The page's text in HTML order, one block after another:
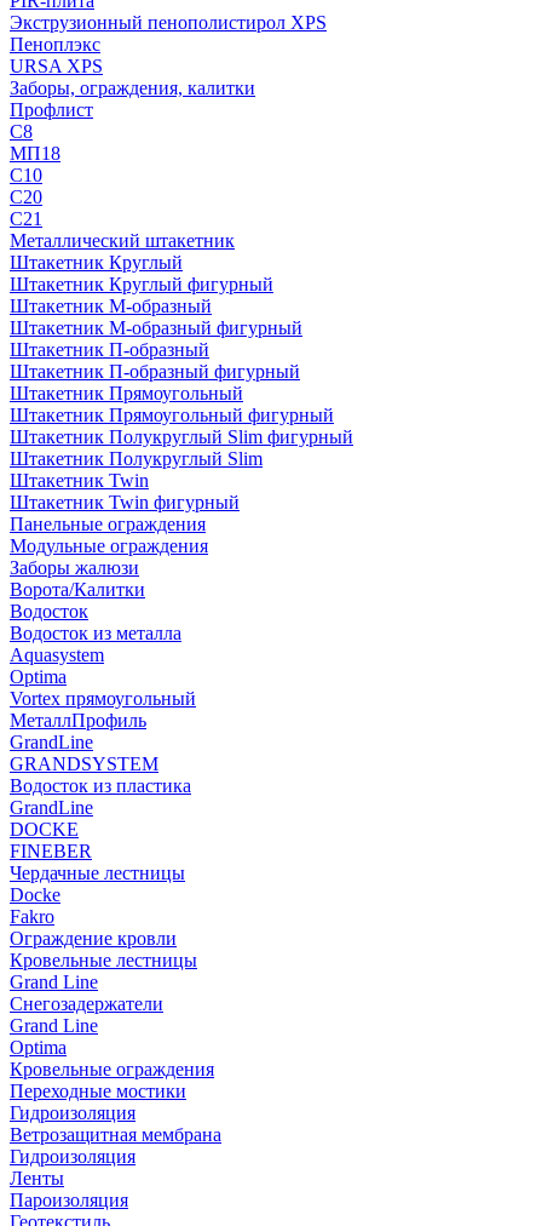
Экструзионный пенополистирол XPS
Пеноплэкс
URSA XPS
Заборы, ограждения, калитки
Профлист
С8
МП18
С10
С20
С21
Металлический штакетник
Штакетник Круглый
Штакетник Круглый фигурный
Штакетник М-образный
Штакетник М-образный фигурный
Штакетник П-образный
Штакетник П-образный фигурный
Штакетник Прямоугольный
Штакетник Прямоугольный фигурный
Штакетник Полукруглый Slim фигурный
Штакетник Полукруглый Slim
Штакетник Twin
Штакетник Twin фигурный
Панельные ограждения
Модульные ограждения
Заборы жалюзи
Ворота/Калитки
Водосток
Водосток из металла
Aquasystem
Optima
Vortex прямоугольный
МеталлПрофиль
GrandLine
GRANDSYSTEM
Водосток из пластика
GrandLine
DOCKE
FINEBER
Чердачные лестницы
Docke
Fakro
Ограждение кровли
Кровельные лестницы
Grand Line
Снегозадержатели
Grand Line
Optima
Кровельные ограждения
Переходные мостики
Гидроизоляция
Ветрозащитная мембрана
Гидроизоляция
Ленты
Пароизоляция
Геотекстиль